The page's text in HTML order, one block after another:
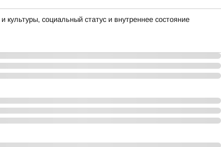
культуры, социальный статус и внутреннее состояние